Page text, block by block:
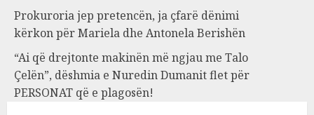
Prokuroria jep pretencën, ja çfarë dënimi
kërkon për Mariela dhe Antonela Berishën
“Ai që drejtonte makinën më ngjau me Talo
Çelën”, dëshmia e Nuredin Dumanit flet për
PERSONAT që e plagosën!